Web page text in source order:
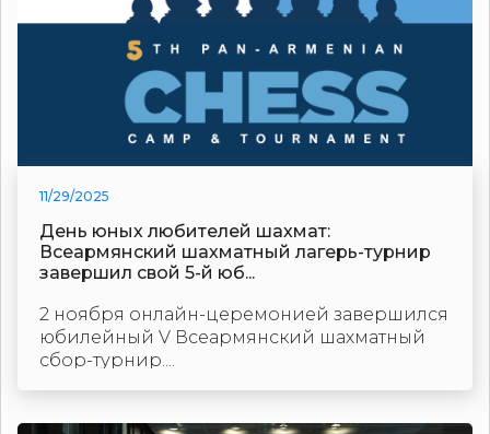
11/29/2025
День юных любителей шахмат:
Всеармянский шахматный лагерь-турнир
завершил свой 5-й юб...
2 ноября онлайн-церемонией завершился
юбилейный V Всеармянский шахматный
сбор-турнир....